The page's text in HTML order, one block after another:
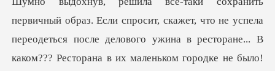
что не успела
переодеться после делового ужина в ресторане... В
каком??? Ресторан